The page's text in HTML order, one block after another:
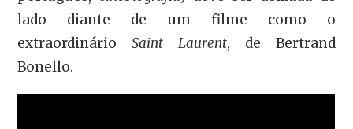
lado diante de um filme como o
extraordinárioSaint Laurent, de Bertrand
Bonello.